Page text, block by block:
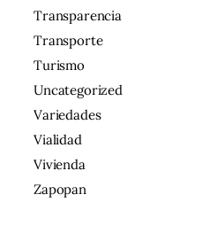
Transparencia
Transporte
Turismo
Uncategorized
Variedades
Vialidad
Vivienda
Zapopan